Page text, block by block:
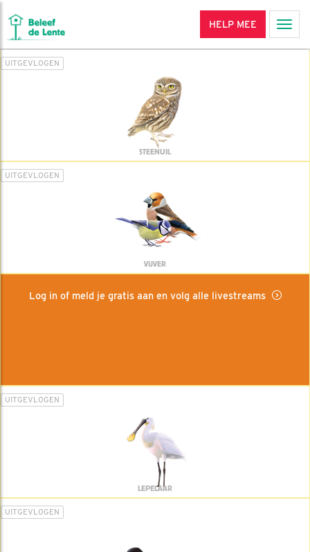
HELP MEE
UITGEVLOGEN
STEENUIL
UITGEVLOGEN
VIJVER
Log in of meld je gratis aan en volg alle livestreams
UITGEVLOGEN
LEPELAAR
UITGEVLOGEN